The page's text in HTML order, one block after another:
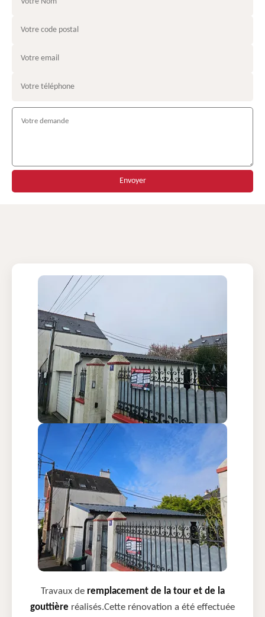
Travaux de remplacement de la tour et de la
gouttière réalisés.Cette rénovation a été effectuée